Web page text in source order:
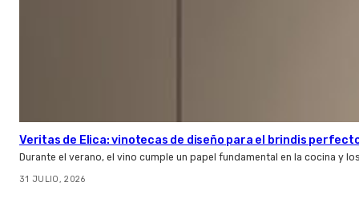
Veritas de Elica: vinotecas de diseño para el brindis
Durante el verano, el vino cumple un papel fundamental en la cocina y
31 JULIO, 2026